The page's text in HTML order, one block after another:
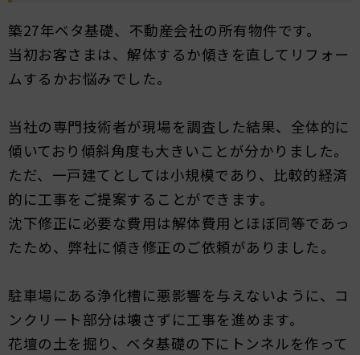
築27年ベタ基礎、不動産会社の所有物件です。
当初お客さまは、解体するか傾きを直してリフォー
ムするかお悩みでした。
当社の専門技術者が現場を調査した結果、全体的に
傾いており傾斜角度も大きいことが分かりました。
ただ、一戸建てとしては小規模であり、比較的経済
的に工事をご提案することができます。
沈下修正に必要な費用は解体費用とほぼ同等であっ
たため、弊社に傾き修正のご依頼がありました。
駐車場にある浄化槽に悪影響を与えないように、コ
ンクリート部分は壊さずに工事を進めます。
花壇の土を掘り、ベタ基礎の下にトンネルを作って